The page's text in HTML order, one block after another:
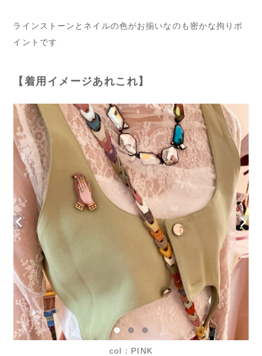
ラインストーンとネイルの色がお揃いなのも密かな拘りポ
イントです
【着用イメージあれこれ】
col：PINK